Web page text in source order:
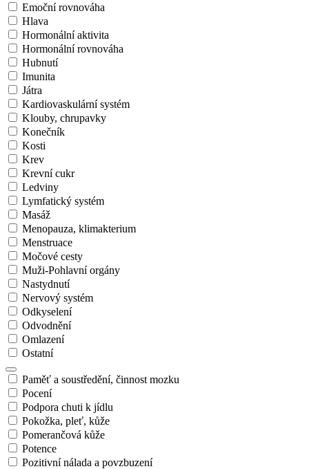
Emoční rovnováha
Hlava
Hormonální aktivita
Hormonální rovnováha
Hubnutí
Imunita
Játra
Kardiovaskulární systém
Klouby, chrupavky
Konečník
Kosti
Krev
Krevní cukr
Ledviny
Lymfatický systém
Masáž
Menopauza, klimakterium
Menstruace
Močové cesty
Muži-Pohlavní orgány
Nastydnutí
Nervový systém
Odkyselení
Odvodnění
Omlazení
Ostatní
Paměť a soustředění, činnost mozku
Pocení
Podpora chuti k jídlu
Pokožka, pleť, kůže
Pomerančová kůže
Potence
Pozitivní nálada a povzbuzení